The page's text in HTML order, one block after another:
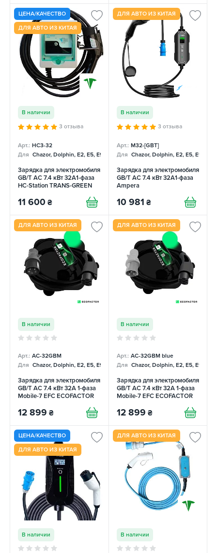
ЦЕНА/КАЧЕСТВО
ДЛЯ АВТО ИЗ КИТАЯ
В наличии
3 отзыва
Арт.: НC3-32
Для Chazor, Dolphin, E2, E5, E9, Mercedes
Зарядка для электромобиля
GB/T AC 7.4 кВт 32A1-фаза
HC-Station TRANS-GREEN
11 600 ₴
ДЛЯ АВТО ИЗ КИТАЯ
В наличии
3 отзыва
Арт.: M32-[GBT]
Для Chazor, Dolphin, E2, E5, E9,
Зарядка для электромобиля
GB/T AC 7.4 кВт 32A1-фаза
Ampera
10 981 ₴
ДЛЯ АВТО ИЗ КИТАЯ
В наличии
Арт.: AC-32GBM
Для Chazor, Dolphin, E2, E5, E9, Mercedes
Зарядка для электромобиля
GB/T AC 7.4 кВт 32А 1-фаза
Mobile-7 EFС ECOFACTOR
12 899 ₴
ДЛЯ АВТО ИЗ КИТАЯ
В наличии
Арт.: AC-32GBM blue
Для Chazor, Dolphin, E2, E5, E9,
Зарядка для электромобиля
GB/T AC 7.4 кВт 32А 1-фаза
Mobile-7 EFС ECOFACTOR
12 899 ₴
ЦЕНА/КАЧЕСТВО
ДЛЯ АВТО ИЗ КИТАЯ
В наличии
ДЛЯ АВТО ИЗ КИТАЯ
В наличии